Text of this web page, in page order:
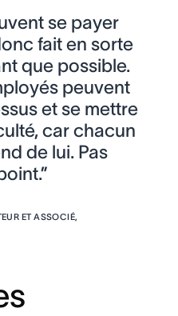
se payer
fait en sorte
que possible.
peuvent
et se mettre
car chacun
de lui. Pas
ET ASSOCIÉ,